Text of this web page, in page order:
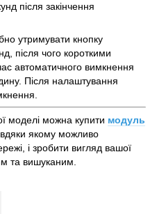
після закінчення
утримувати кнопку
після чого короткими
автоматичного вимкнення
Після налаштування
моделі можна купити модуль
якому можливо
і зробити вигляд вашої
та вишуканим.